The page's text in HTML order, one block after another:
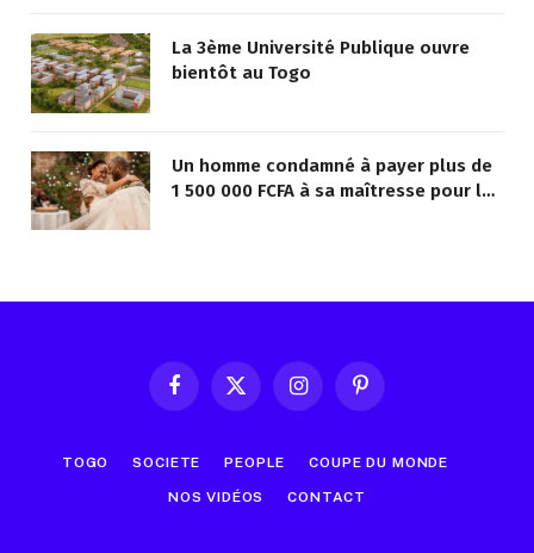
La 3ème Université Publique ouvre
bientôt au Togo
Un homme condamné à payer plus de
1 500 000 FCFA à sa maîtresse pour lui
FacebookX
InstagramPinterest
TOGO SOCIETE PEOPLE COUPE DU MONDE
NOS VIDÉOS CONTACT